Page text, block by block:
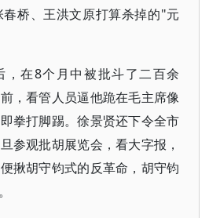
桥、王洪文原打算杀掉的"元
，在8个月中被批斗了二百余
，看管人员逼他跪在毛主席像
拳打脚踢。徐景贤还下令全市
参观批胡展览会，看大字报，
揪胡守钧式的反革命，胡守钧